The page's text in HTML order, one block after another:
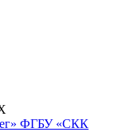
ФГБУ «СКК